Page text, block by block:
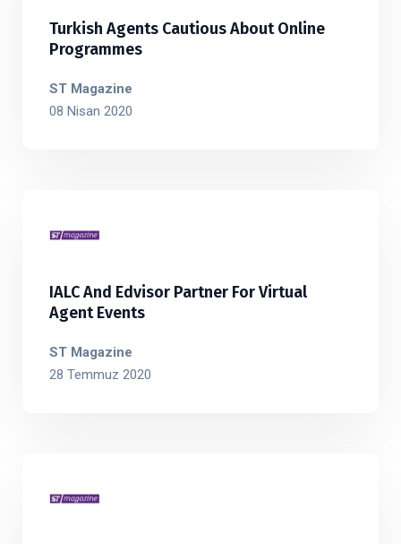
Turkish Agents Cautious About Online
Programmes
ST Magazine
08 Nisan 2020
IALC And Edvisor Partner For Virtual
Agent Events
ST Magazine
28 Temmuz 2020